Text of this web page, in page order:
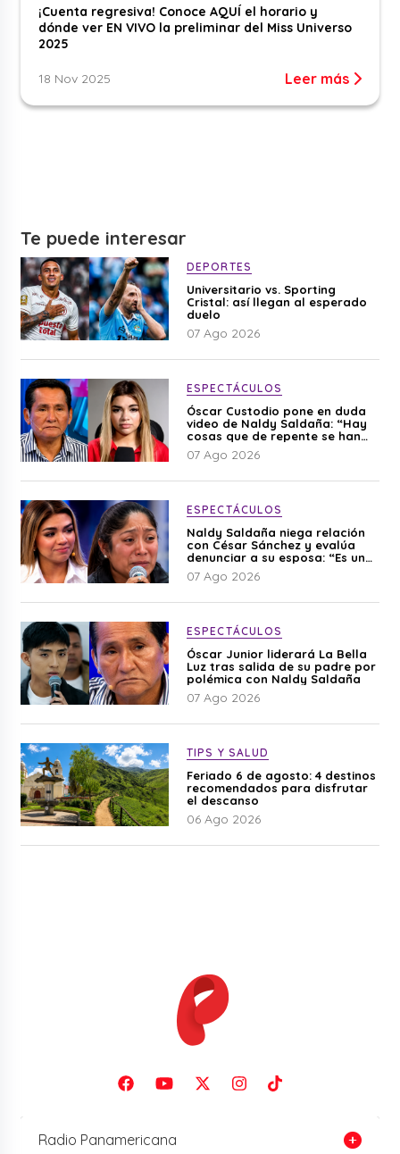
¡Cuenta regresiva! Conoce AQUÍ el horario y
dónde ver EN VIVO la preliminar del Miss Universo
2025
18 Nov 2025 Leer más
Te puede interesar
DEPORTES
Universitario vs. Sporting
Cristal: así llegan al esperado
duelo
07 Ago 2026
ESPECTÁCULOS
Óscar Custodio pone en duda
video de Naldy Saldaña: “Hay
cosas que de repente se han
editado”
07 Ago 2026
ESPECTÁCULOS
Naldy Saldaña niega relación
con César Sánchez y evalúa
denunciar a su esposa: “Es una
difamación”
07 Ago 2026
ESPECTÁCULOS
Óscar Junior liderará La Bella
Luz tras salida de su padre por
polémica con Naldy Saldaña
07 Ago 2026
TIPS Y SALUD
Feriado 6 de agosto: 4 destinos
recomendados para disfrutar
el descanso
06 Ago 2026
Radio Panamericana